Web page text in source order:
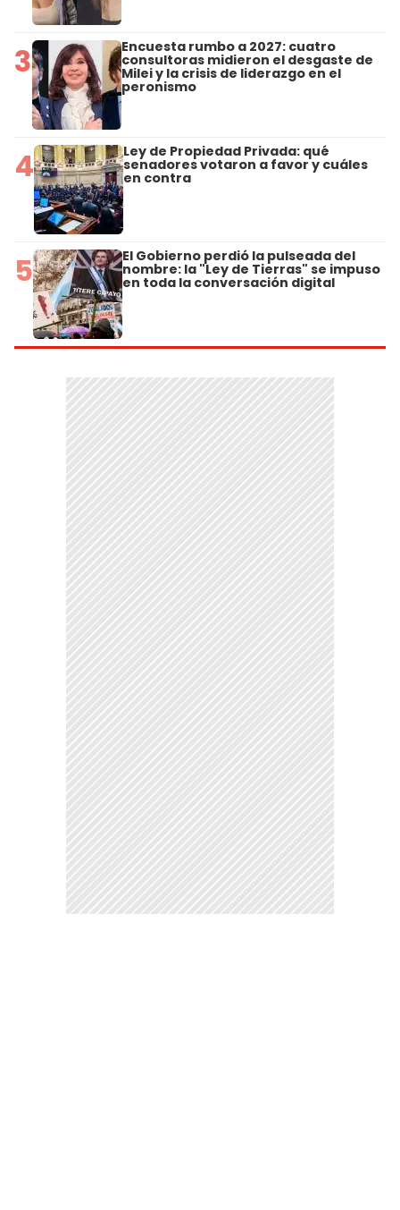
3 Encuesta rumbo a 2027: cuatro
consultoras midieron el desgaste de
Milei y la crisis de liderazgo en el
peronismo
4 Ley de Propiedad Privada: qué
senadores votaron a favor y cuáles
en contra
5 El Gobierno perdió la pulseada del
nombre: la "Ley de Tierras" se impuso
en toda la conversación digital